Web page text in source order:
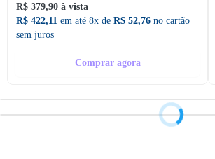
R$ 379,90 à vista
R$ 422,11 em até 8x de R$ 52,76 no cartão
sem juros
Comprar agora